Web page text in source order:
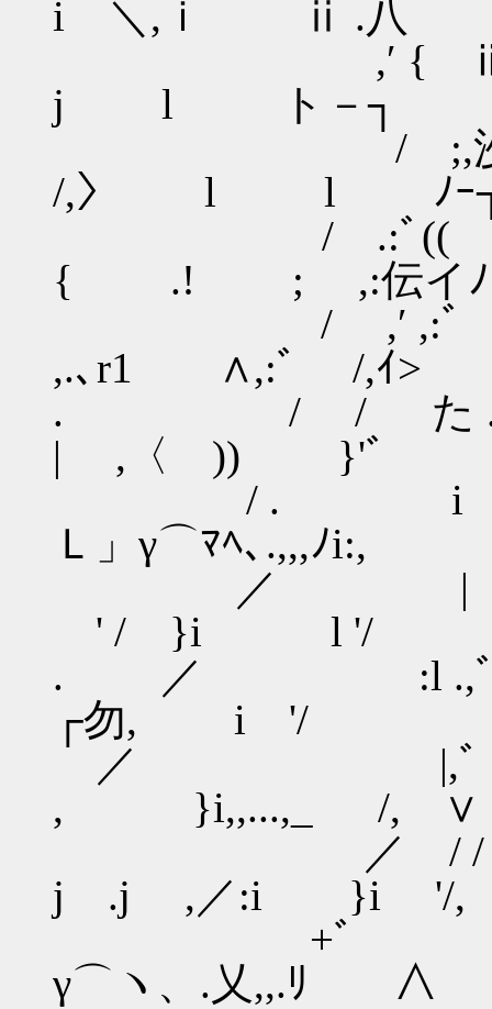
i ＼,ｉ ⅱ .八
,′ { ⅲ l ｱ゛
j l ト－┐
/ ;,沙ﾞi}ﾘ
/,〉 l l ﾉｰ
/ .:ﾞ(( 〉 l
{ .! ; ,:伝イﾉ
/ ,′ ,:ﾞ l ;
,.､r1 ∧,:ﾞ /,ｲ>
. / / た .. ！ {
| ,〈 )) }'ﾞ
/ . i . ’＼j
Ｌ」γ⌒ﾏﾍ､.,,,ﾉi:,
／ | .
' / }i l '/
. ／ :l .,ﾞ .,′
┌勿, i '/
／ |,ﾞ ./ (
, }i,,...,_ /, ∨
／ / /
j .j ,／:i }i '/,
+゛ ,′,.ｰ-,ﾍ
γ⌒ヽ、.乂,,.ﾘ ∧